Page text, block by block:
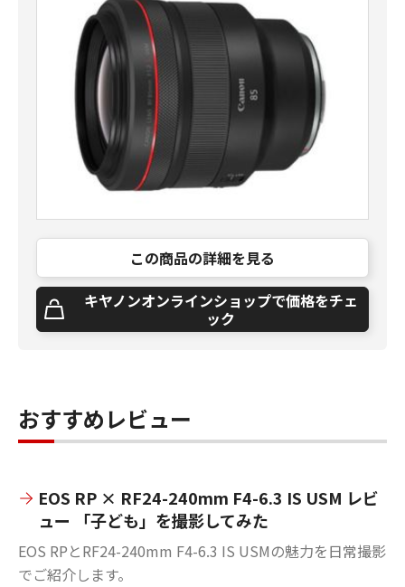
この商品の詳細を見る
キヤノンオンラインショップで価格をチェ
ック
おすすめレビュー
EOS RP × RF24-240mm F4-6.3 IS USM レビ
ュー 「子ども」を撮影してみた
EOS RPとRF24-240mm F4-6.3 IS USMの魅力を日常撮影
でご紹介します。